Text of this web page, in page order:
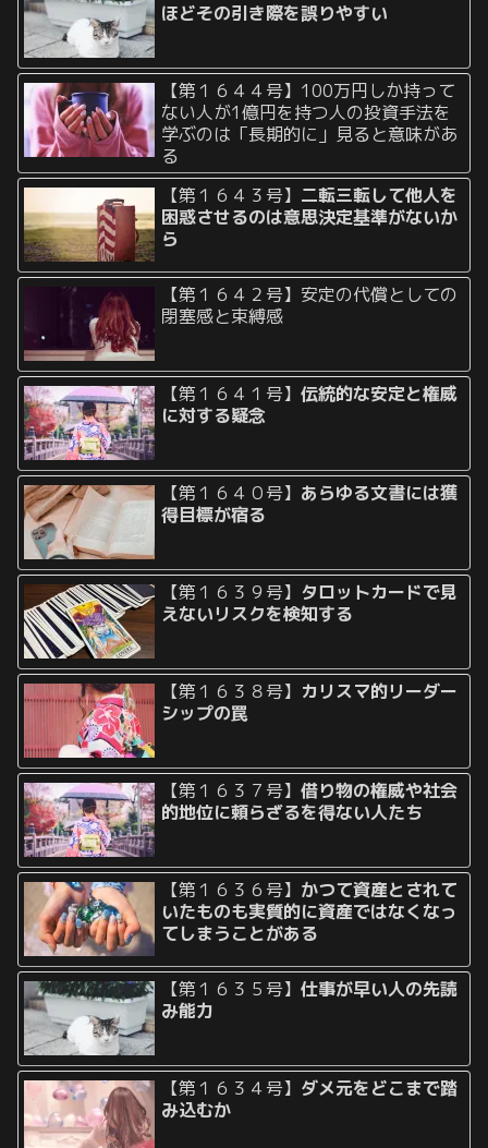
ほどその引き際を誤りやすい
【第１６４４号】100万円しか持って
ない人が1億円を持つ人の投資手法を
学ぶのは「長期的に」見ると意味があ
る
【第１６４３号】 二転三転して他人を
困惑させるのは意思決定基準がないか
ら
【第１６４２号】安定の代償としての
閉塞感と束縛感
【第１６４１号】伝統的な安定と権威
に対する疑念
【第１６４０号】 あらゆる文書には獲
得目標が宿る
【第１６３９号】 タロットカードで見
えないリスクを検知する
【第１６３８号】 カリスマ的リーダー
シップの罠
【第１６３７号】借り物の権威や社会
的地位に頼らざるを得ない人たち
【第１６３６号】 かつて資産とされて
いたものも実質的に資産ではなくなっ
てしまうことがある
【第１６３５号】仕事が早い人の先読
み能力
【第１６３４号】 ダメ元をどこまで踏
み込むか